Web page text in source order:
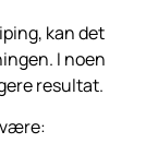
kan det
I noen
resultat.